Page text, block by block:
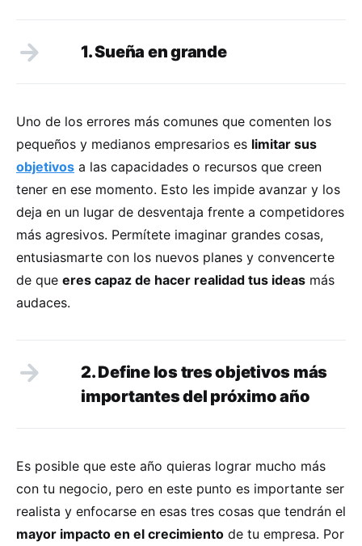
1. Sueña en grande
Uno de los errores más comunes que comenten los
pequeños y medianos empresarios es limitar sus
objetivos a las capacidades o recursos que creen
tener en ese momento. Esto les impide avanzar y los
deja en un lugar de desventaja frente a competidores
más agresivos. Permítete imaginar grandes cosas,
entusiasmarte con los nuevos planes y convencerte
de que eres capaz de hacer realidad tus ideas más
audaces.
2. Define los tres objetivos más
importantes del próximo año
Es posible que este año quieras lograr mucho más
con tu negocio, pero en este punto es importante ser
realista y enfocarse en esas tres cosas que tendrán el
mayor impacto en el crecimiento de tu empresa. Por